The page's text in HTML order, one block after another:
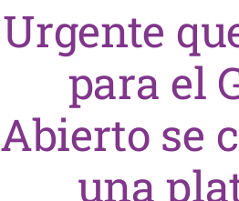
Urgente
para el
Abierto se
una